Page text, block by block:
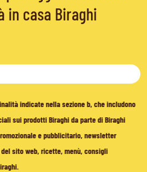
in casa Biraghi
indicate nella sezione b, che includono
sui prodotti Biraghi da parte di Biraghi
e pubblicitario, newsletter
sito web, ricette, menù, consigli